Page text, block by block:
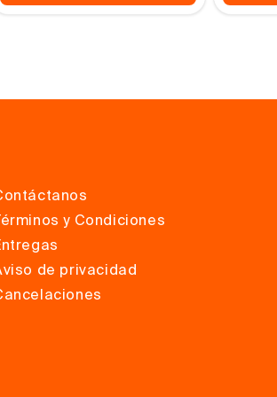
y Condiciones
de privacidad